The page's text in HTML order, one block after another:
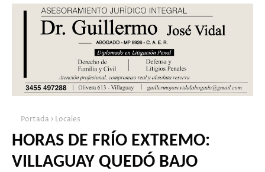
Portada Locales
HORAS DE FRÍO EXTREMO:
VILLAGUAY QUEDÓ BAJO